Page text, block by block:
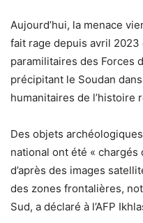
Aujourd’hui, la menace
fait rage depuis avril 2023
paramilitaires des Forces
précipitant le Soudan
humanitaires de l’histoire
Des objets
national ont été « chargés
d’après des images
des zones frontalières,
Sud, a déclaré à l’AFP